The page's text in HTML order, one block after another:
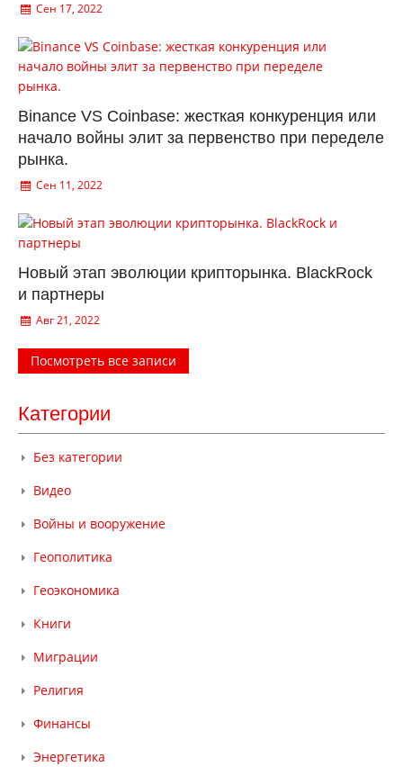
Сен 17, 2022
Binance VS Coinbase: жесткая конкуренция или
начало войны элит за первенство при переделе
рынка.
Сен 11, 2022
Новый этап эволюции крипторынка. BlackRock
и партнеры
Авг 21, 2022
Посмотреть все записи
Категории
Без категории
Видео
Войны и вооружение
Геополитика
Геоэкономика
Книги
Миграции
Религия
Финансы
Энергетика